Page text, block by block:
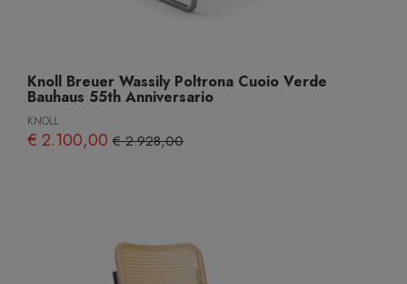
Knoll Breuer Wassily Poltrona Cuoio Verde
Bauhaus 55th Anniversario
KNOLL
€ 2.100,00 € 2.928,00